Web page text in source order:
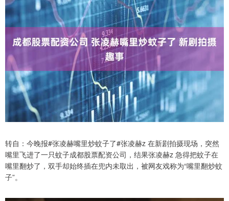
转自：今晚报#张凌赫嘴里炒蚊子了#张凌赫z 在新剧拍摄现场，突然
嘴里飞进了一只蚊子成都股票配资公司，结果张凌赫z 急得把蚊子在
嘴里翻炒了，双手却始终插在兜内未取出，被网友戏称为“嘴里翻炒蚊
子”。